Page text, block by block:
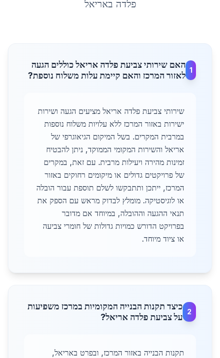
פלדה באריאל
1
האם שירותי צביעת פלדה אריאל כוללים הגעה
לאזור המרכז והאם קיימת עלות משלוח נוספת?
שירותי צביעת פלדה אריאל מציעים הגעה ושירות
ישירות באזור המרכז ללא עלויות משלוח נוספות
במרבית המקרים. בשל המיקום הגיאוגרפי של
אריאל והשירות המקומי הממוקד, ניתן להבטיח
זמינות מהירה ויעילות מרבית. עם זאת, במקרים
של פרויקטים גדולים או מיקומים רחוקים באזור
המרכז, ייתכן ותתבקשו לשלם תוספת עבור הובלה
או לוגיסטיקה. מומלץ לבדוק מראש עם הספק את
תנאי ההגעה וההובלה, במיוחד אם מדובר
בפרויקט הדורש כמויות גדולות של חומרי צביעה
או ציוד מיוחד.
2
כיצד תקנות הבנייה המקומיות במרכז משפיעות
על צביעת פלדה אריאל?
תקנות הבנייה באזור המרכז, ובפרט באריאל,